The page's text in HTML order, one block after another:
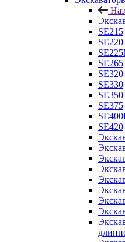
SE215
SE220
SE265
SE320
SE330
SE350
SE375
SE420